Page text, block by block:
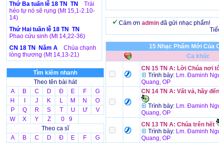
Thứ Ba tuấn lễ 18 TN TN
Trái
héo tự nó sẽ rụng (Mt 15,1-2.10-
14)
Thứ Hai tuần lễ 18 TN TN
Phao cứu sinh (Mt 14,22-36)
CN 18 TN Năm A
Chúa chạnh
lòng thương (Mt 14,13-21)
Tìm kiếm nhanh
Theo tên bài hát
A
B C D Đ E F
G
H
J K L M N
O
P
Q R S T U Ư
V
W
X Y Z
0 9
Theo ca sĩ
A
B C D Đ E F
G
Cám ơn admin đã gửi nhạc phẩm!
15 Nhạc Phẩm Mới Của
Ca khúc
CN 15 TN A: Lời Chúa nơi
Trình bày: Lm. Đaminh
Quang, OP
CN 14 TN A: Vất vả, hãy
Trình bày: Lm. Đaminh
Quang, OP
CN 13 TN A: Chúa trên hết
Trình bày: Lm. Đaminh
Quang, OP